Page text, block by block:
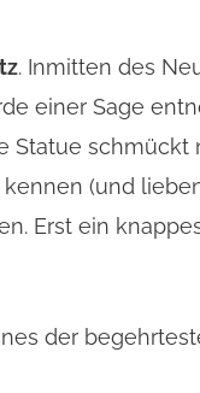
. Inmitten des
einer Sage
Statue schmückt
(und
Erst ein
der